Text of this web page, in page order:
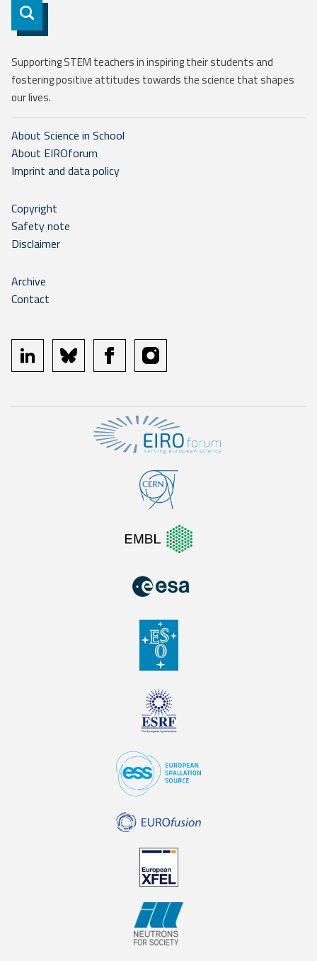
Subscribe
Supporting STEM teachers in inspiring their students and
fostering positive attitudes towards the science that shapes
our lives.
About Science in School
About EIROforum
Imprint and data policy
Copyright
Safety note
Disclaimer
Archive
Contact
linkedin bluesky facebookinstagram